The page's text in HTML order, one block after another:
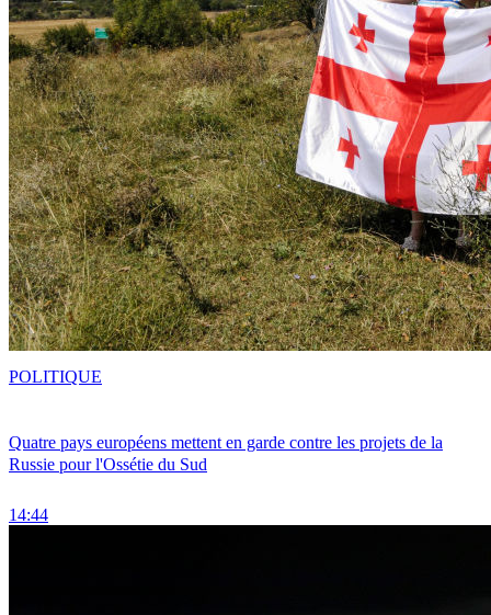
Quatre pays européens mettent en garde contre les projets de la
Russie pour l'Ossétie du Sud
14:44
POLITIQUE